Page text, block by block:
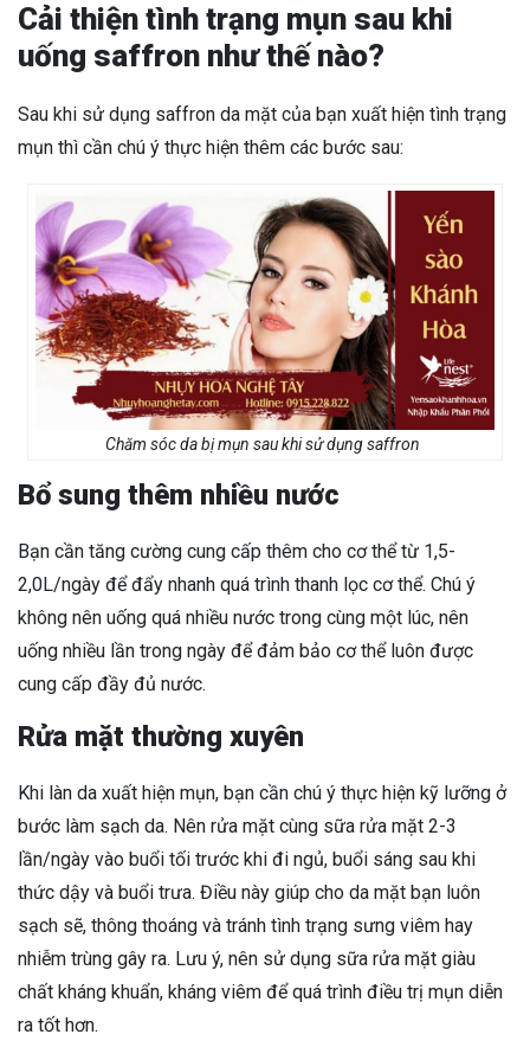
Cải thiện tình trạng mụn sau khi
uống saffron như thế nào?
Sau khi sử dụng saffron da mặt của bạn xuất hiện tình trạng
mụn thì cần chú ý thực hiện thêm các bước sau:
Chăm sóc da bị mụn sau khi sử dụng saffron
Bổ sung thêm nhiều nước
Bạn cần tăng cường cung cấp thêm cho cơ thể từ 1,5-
2,0L/ngày để đẩy nhanh quá trình thanh lọc cơ thể. Chú ý
không nên uống quá nhiều nước trong cùng một lúc, nên
uống nhiều lần trong ngày để đảm bảo cơ thể luôn được
cung cấp đầy đủ nước.
Rửa mặt thường xuyên
Khi làn da xuất hiện mụn, bạn cần chú ý thực hiện kỹ lưỡng ở
bước làm sạch da. Nên rửa mặt cùng sữa rửa mặt 2-3
lần/ngày vào buổi tối trước khi đi ngủ, buổi sáng sau khi
thức dậy và buổi trưa. Điều này giúp cho da mặt bạn luôn
sạch sẽ, thông thoáng và tránh tình trạng sưng viêm hay
nhiễm trùng gây ra. Lưu ý, nên sử dụng sữa rửa mặt giàu
chất kháng khuẩn, kháng viêm để quá trình điều trị mụn diễn
ra tốt hơn.